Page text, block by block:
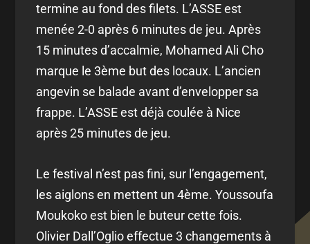
termine au fond des filets. L’ASSE est
menée 2-0 après 6 minutes de jeu. Après
15 minutes d’accalmie, Mohamed Ali Cho
marque le 3ème but des locaux. L’ancien
angevin se balade avant d’envelopper sa
frappe. L’ASSE est déjà coulée à Nice
après 25 minutes de jeu.
Le festival n’est pas fini, sur l’engagement,
les aiglons en mettent un 4ème. Youssoufa
Moukoko est bien le buteur cette fois.
Olivier Dall’Oglio effectue 3 changements à